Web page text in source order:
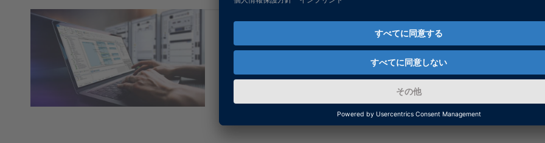
dSPACEリアルタイムハードウェアに対応した設定および実装ソ